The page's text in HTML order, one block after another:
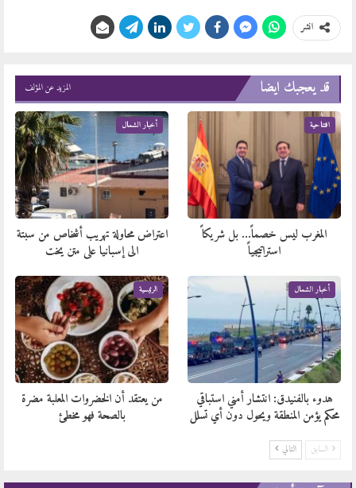
انشر
قد يعجبك ايضا المزيد عن المؤلف
افتتاحية
المغرب ليس خصماً… بل شريكاً
استراتيجياً
أخبار الشمال
اعتراض محاولة تهريب أشخاص من سبتة
الى إسبانيا على متن يخت
أخبار الشمال
هدوء بالفنيدق: انتشار أمني استباقي
محكم يؤمن المنطقة ويحول دون أي تسلل
الرئيسية
من يعتقد أن الخضروات المعلبة مضرة
بالصحة فهو مخطئ
السابق التالي